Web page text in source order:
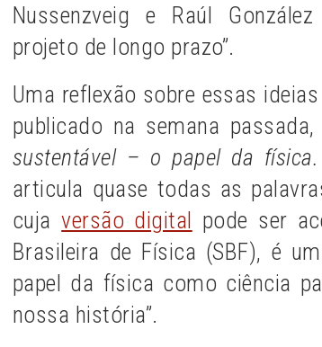
Nussenzveig e Raúl
projeto de longo prazo”.
Uma reflexão sobre essas
publicado na semana passada,
sustentável – o papel da física.
articula quase todas as
cujaversão digital pode ser
Brasileira de Física (SBF), é
papel da física como ciência
nossa história”.